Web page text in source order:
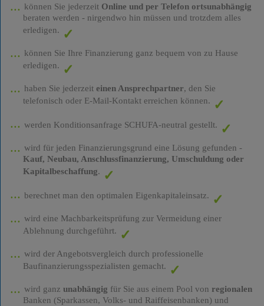
können Sie jederzeit Online und per Telefon ortsunabhängig
beraten werden - nirgendwo hin müssen und trotzdem alles
erledigen.
können Sie Ihre Finanzierung ganz bequem von zu Hause
erledigen.
haben Sie jederzeit einen Ansprechpartner, den Sie
telefonisch oder E-Mail-Kontakt erreichen können.
werden Konditionsanfrage SCHUFA-neutral gestellt.
wird für jeden Finanzierungsgrund eine Lösung gefunden -
Kauf, Neubau, Anschlussfinanzierung, Umschuldung oder
Kapitalbeschaffung.
berechnet man den optimalen Eigenkapitaleinsatz.
wird eine Machbarkeitsprüfung zur Vermeidung einer
Ablehnung durchgeführt.
wird der Angebotsvergleich durch professionelle
Baufinanzierungsspezialisten gemacht.
wird ganz unabhängig für Sie aus einem Pool von regionalen
Banken (Sparkassen, Volks- und Raiffeisenbanken) und